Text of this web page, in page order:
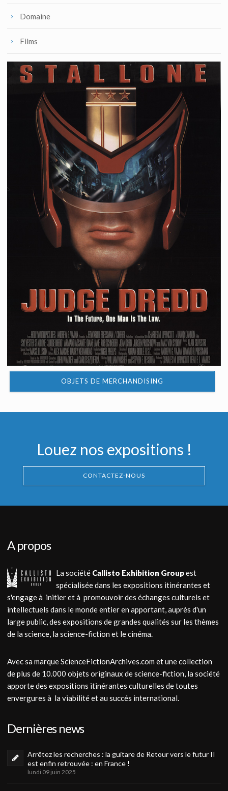
Domaine
Films
OBJETS DE MERCHANDISING
Louez nos expositions !
CONTACTEZ-NOUS
A propos
La société Callisto Exhibition Groupest
spécialisée dans les expositions itinérantes et
s'engage à initier et à promouvoir des échanges culturels et
intellectuels dans le monde entier en apportant, auprès d'un
large public, des expositions de grandes qualités sur les thèmes
de la science, la science-fiction et le cinéma.
Avec sa marque ScienceFictionArchives.com et une collection
de plus de 10.000 objets originaux de science-fiction, la société
apporte des expositions itinérantes culturelles de toutes
envergures à la viabilité et au succés international.
Dernières news
Arrêtez les recherches : la guitare de Retour vers le futur II
est enfin retrouvée : en France !
lundi 09 juin 2025